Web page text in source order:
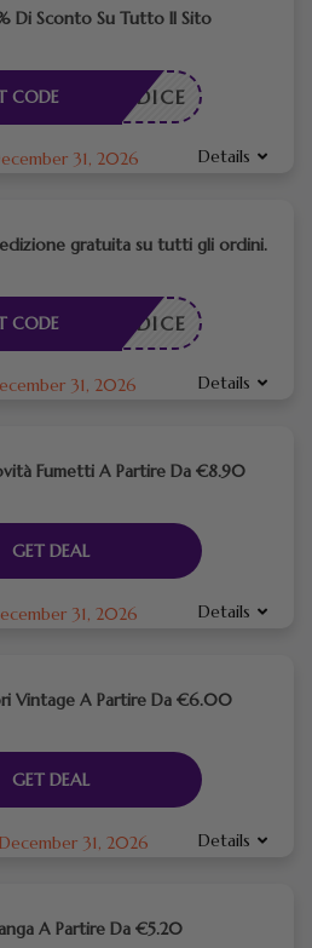
Di Sconto Su Tutto Il Sito
N CODICE
CODE
31, 2026 Details
gratuita su tutti gli ordini.
N CODICE
CODE
31, 2026 Details
Fumetti A Partire Da €8.90
GET DEAL
31, 2026 Details
Vintage A Partire Da €6.00
GET DEAL
31, 2026 Details
A Partire Da €5.20